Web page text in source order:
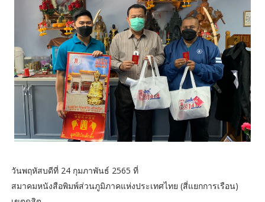
วันพฤหัสบดีที่ 24 กุมภาพันธ์ 2565 ที่
สมาคมหนังสือพิมพ์ส่วนภูมิภาคแห่งประเทศไทย (สี่แยกการเรือน)